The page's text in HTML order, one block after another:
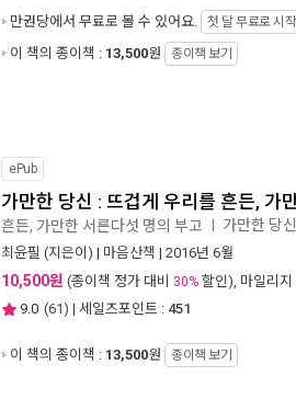
만권당에서 무료로 볼 수 있어요. 첫 달 무료로 시
이 책의 종이책 : 13,500원 종이책 보기
ePub
가만한 당신 : 뜨겁게 우리를 흔든, 가
흔든, 가만한 서른다섯 명의 부고 가만한 당신
최윤필 (지은이) | 마음산책 | 2016년 6월
10,500원 (종이책 정가 대비 30% 할인), 마일리지
9.0 (61) | 세일즈포인트 : 451
이 책의 종이책 : 13,500원 종이책 보기